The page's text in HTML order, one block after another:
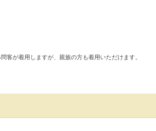
客が着用しますが、親族の方も着用いただけます。